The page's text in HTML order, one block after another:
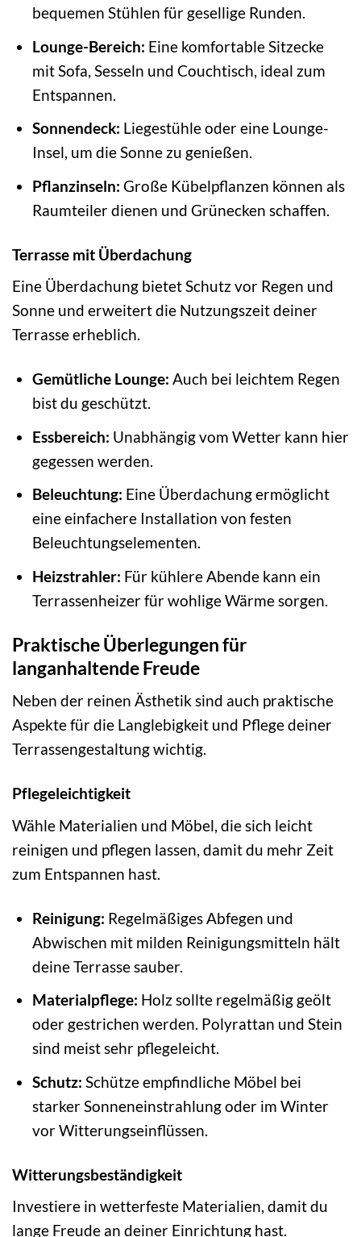
bequemen Stühlen für gesellige Runden.
Lounge-Bereich: Eine komfortable Sitzecke
mit Sofa, Sesseln und Couchtisch, ideal zum
Entspannen.
Sonnendeck: Liegestühle oder eine Lounge-
Insel, um die Sonne zu genießen.
Pflanzinseln: Große Kübelpflanzen können als
Raumteiler dienen und Grünecken schaffen.
Terrasse mit Überdachung
Eine Überdachung bietet Schutz vor Regen und
Sonne und erweitert die Nutzungszeit deiner
Terrasse erheblich.
Gemütliche Lounge: Auch bei leichtem Regen
bist du geschützt.
Essbereich: Unabhängig vom Wetter kann hier
gegessen werden.
Beleuchtung: Eine Überdachung ermöglicht
eine einfachere Installation von festen
Beleuchtungselementen.
Heizstrahler: Für kühlere Abende kann ein
Terrassenheizer für wohlige Wärme sorgen.
Praktische Überlegungen für
langanhaltende Freude
Neben der reinen Ästhetik sind auch praktische
Aspekte für die Langlebigkeit und Pflege deiner
Terrassengestaltung wichtig.
Pflegeleichtigkeit
Wähle Materialien und Möbel, die sich leicht
reinigen und pflegen lassen, damit du mehr Zeit
zum Entspannen hast.
Reinigung: Regelmäßiges Abfegen und
Abwischen mit milden Reinigungsmitteln hält
deine Terrasse sauber.
Materialpflege: Holz sollte regelmäßig geölt
oder gestrichen werden. Polyrattan und Stein
sind meist sehr pflegeleicht.
Schutz: Schütze empfindliche Möbel bei
starker Sonneneinstrahlung oder im Winter
vor Witterungseinflüssen.
Witterungsbeständigkeit
Investiere in wetterfeste Materialien, damit du
lange Freude an deiner Einrichtung hast.